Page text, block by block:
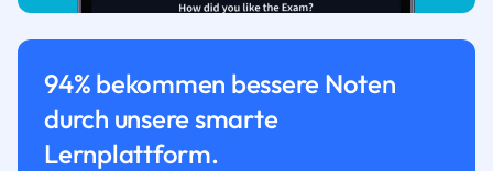
94% bekommen bessere Noten
durch unsere smarte
Lernplattform.